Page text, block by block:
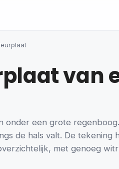
van
een grote
de hals valt. De
met genoeg